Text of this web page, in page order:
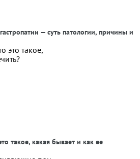
— суть патологии, причины и
такое, какая бывает и как ее